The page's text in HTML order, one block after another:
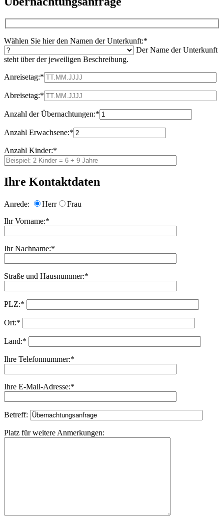
Wählen Sie hier den Namen der Unterkunft:*
Der Name der Unterkunft
steht über der jeweiligen Beschreibung.
Anreisetag:*
Abreisetag:*
Anzahl der Übernachtungen:*
Anzahl Erwachsene:*
Anzahl Kinder:*
Ihre Kontaktdaten
Anrede: Herr
Frau
Ihr Vorname:*
Ihr Nachname:*
Straße und Hausnummer:*
PLZ:*
Ort:*
Land:*
Ihre Telefonnummer:*
Ihre E-Mail-Adresse:*
Betreff:
Platz für weitere Anmerkungen: